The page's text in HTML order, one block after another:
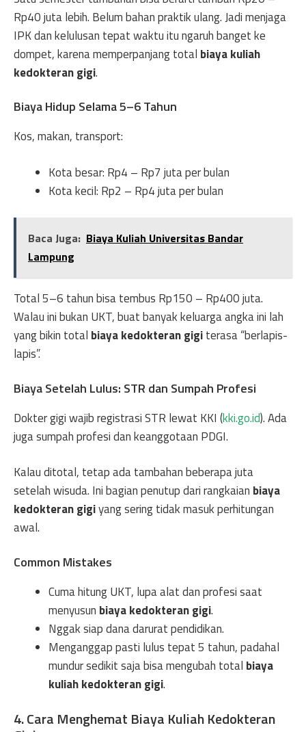
Rp40 juta lebih. Belum bahan praktik ulang. Jadi menjaga
IPK dan kelulusan tepat waktu itu ngaruh banget ke
dompet, karena memperpanjang total biaya kuliah
kedokteran gigi.
Biaya Hidup Selama 5–6 Tahun
Kos, makan, transport:
Kota besar: Rp4 – Rp7 juta per bulan
Kota kecil: Rp2 – Rp4 juta per bulan
Baca Juga: Biaya Kuliah Universitas Bandar
Lampung
Total 5–6 tahun bisa tembus Rp150 – Rp400 juta.
Walau ini bukan UKT, buat banyak keluarga angka ini lah
yang bikin total biaya kedokteran gigiterasa “berlapis-
lapis”.
Biaya Setelah Lulus: STR dan Sumpah Profesi
Dokter gigi wajib registrasi STR lewat KKI (kki.go.id). Ada
juga sumpah profesi dan keanggotaan PDGI.
Kalau ditotal, tetap ada tambahan beberapa juta
setelah wisuda. Ini bagian penutup dari rangkaian biaya
kedokteran gigiyang sering tidak masuk perhitungan
awal.
Common Mistakes
Cuma hitung UKT, lupa alat dan profesi saat
menyusun biaya kedokteran gigi.
Nggak siap dana darurat pendidikan.
Menganggap pasti lulus tepat 5 tahun, padahal
mundur sedikit saja bisa mengubah total biaya
kuliah kedokteran gigi.
4. Cara Menghemat Biaya Kuliah Kedokteran